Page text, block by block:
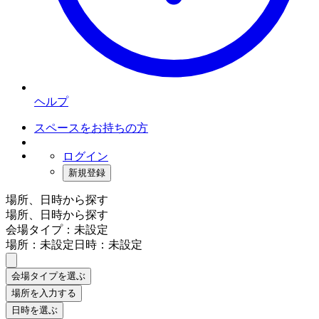
ヘルプ
スペースをお持ちの方
ログイン
新規登録
場所、日時から探す
場所、日時から探す
会場タイプ：未設定
場所：未設定日時：未設定
会場タイプを選ぶ
場所を入力する
日時を選ぶ